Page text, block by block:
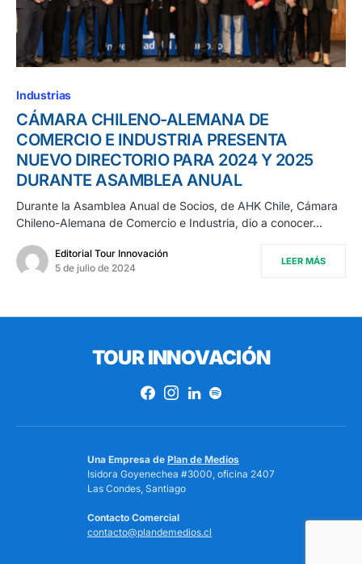
Industrias
CÁMARA CHILENO-ALEMANA DE
COMERCIO E INDUSTRIA PRESENTA
NUEVO DIRECTORIO PARA 2024 Y 2025
DURANTE ASAMBLEA ANUAL
Durante la Asamblea Anual de Socios, de AHK Chile, Cámara
Chileno-Alemana de Comercio e Industria, dio a conocer…
Editorial Tour Innovación
5 de julio de 2024
LEER MÁS
TOUR INNOVACIÓN
Una Empresa de Plan de Medios
Isidora Goyenechea #3000, oficina 2407
Las Condes, Santiago
Contacto Comercial
contacto@plandemedios.cl